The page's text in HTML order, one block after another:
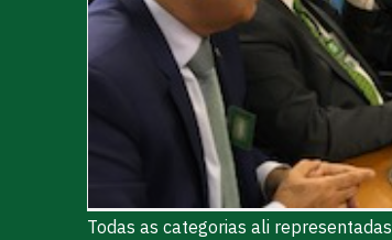
Todas as categorias ali